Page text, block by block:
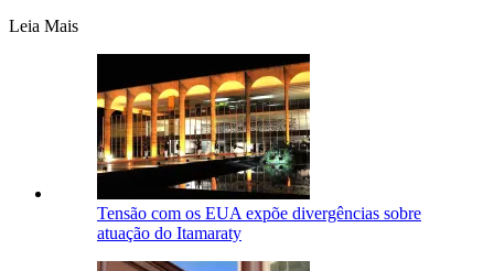
Leia Mais
Tensão com os EUA expõe divergências sobre
atuação do Itamaraty